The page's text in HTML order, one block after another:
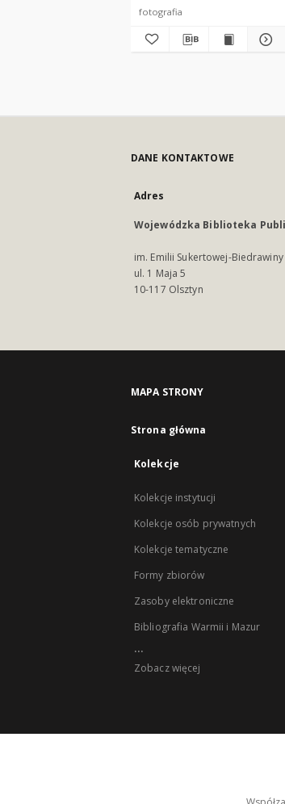
fotografia
DANE KONTAKTOWE
Adres
Wojewódzka Biblioteka
im. Emilii Sukertowej-Biedrawiny
ul. 1 Maja 5
10-117 Olsztyn
MAPA STRONY
Strona główna
Kolekcje
Kolekcje instytucji
Kolekcje osób prywatnych
Kolekcje tematyczne
Formy zbiorów
Zasoby elektroniczne
Bibliografia Warmii i Mazur
...
Zobacz więcej